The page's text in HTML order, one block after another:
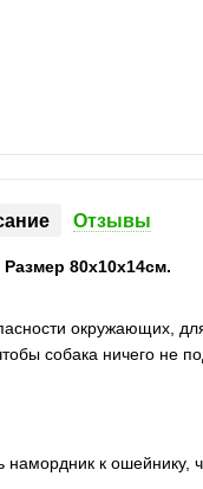
Отзывы
80х10х14см.
окружающих,
собака ничего не
к ошейнику,